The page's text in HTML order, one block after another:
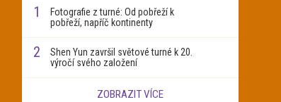
1
Fotografie z turné: Od pobřeží k
pobřeží, napříč kontinenty
2
Shen Yun završil světové turné k 20.
výročí svého založení
ZOBRAZIT VÍCE